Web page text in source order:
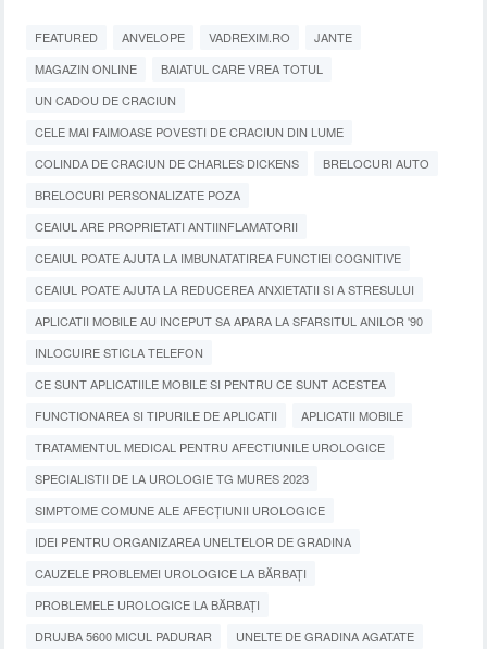
FEATURED ANVELOPE VADREXIM.RO
JANTE
MAGAZIN ONLINE
BAIATUL CARE VREA TOTUL
UN CADOU DE CRACIUN
CELE MAI FAIMOASE POVESTI DE CRACIUN DIN LUME
COLINDA DE CRACIUN DE CHARLES DICKENS
BRELOCURI AUTO
BRELOCURI PERSONALIZATE POZA
CEAIUL ARE PROPRIETATI ANTIINFLAMATORII
CEAIUL POATE AJUTA LA IMBUNATATIREA FUNCTIEI COGNITIVE
CEAIUL POATE AJUTA LA REDUCEREA ANXIETATII SI A STRESULUI
APLICATII MOBILE AU INCEPUT SA APARA LA SFARSITUL ANILOR '90
INLOCUIRE STICLA TELEFON
CE SUNT APLICATIILE MOBILE SI PENTRU CE SUNT ACESTEA
FUNCTIONAREA SI TIPURILE DE APLICATII
APLICATII MOBILE
TRATAMENTUL MEDICAL PENTRU AFECTIUNILE UROLOGICE
SPECIALISTII DE LA UROLOGIE TG MURES 2023
SIMPTOME COMUNE ALE AFECȚIUNII UROLOGICE
IDEI PENTRU ORGANIZAREA UNELTELOR DE GRADINA
CAUZELE PROBLEMEI UROLOGICE LA BĂRBAȚI
PROBLEMELE UROLOGICE LA BĂRBAȚI
DRUJBA 5600 MICUL PADURAR
UNELTE DE GRADINA AGATATE